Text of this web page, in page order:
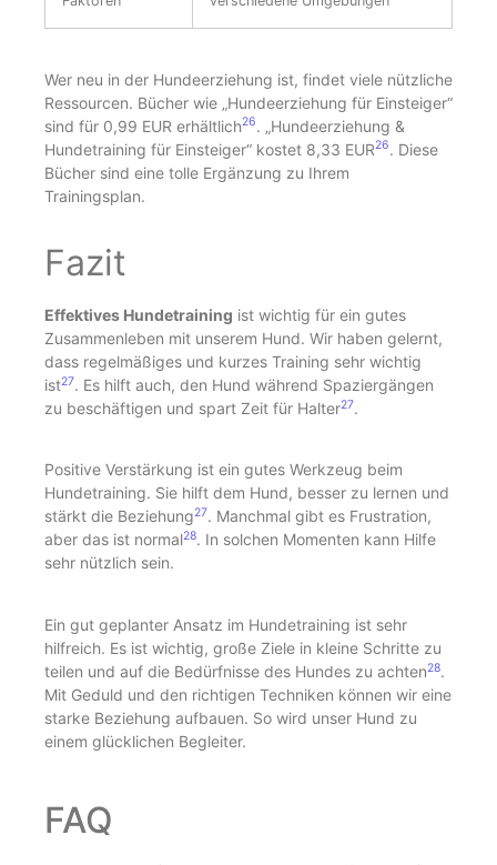
Wer neu in der Hundeerziehung ist, findet viele nützliche
Ressourcen. Bücher wie „Hundeerziehung für Einsteiger“
sind für 0,99 EUR erhältlich26. „Hundeerziehung &
Hundetraining für Einsteiger“ kostet 8,33 EUR26. Diese
Bücher sind eine tolle Ergänzung zu Ihrem
Trainingsplan.
Fazit
Effektives Hundetraining ist wichtig für ein gutes
Zusammenleben mit unserem Hund. Wir haben gelernt,
dass regelmäßiges und kurzes Training sehr wichtig
ist27. Es hilft auch, den Hund während Spaziergängen
zu beschäftigen und spart Zeit für Halter27.
Positive Verstärkung ist ein gutes Werkzeug beim
Hundetraining. Sie hilft dem Hund, besser zu lernen und
stärkt die Beziehung27. Manchmal gibt es Frustration,
aber das ist normal28. In solchen Momenten kann Hilfe
sehr nützlich sein.
Ein gut geplanter Ansatz im Hundetraining ist sehr
hilfreich. Es ist wichtig, große Ziele in kleine Schritte zu
teilen und auf die Bedürfnisse des Hundes zu achten28.
Mit Geduld und den richtigen Techniken können wir eine
starke Beziehung aufbauen. So wird unser Hund zu
einem glücklichen Begleiter.
FAQ